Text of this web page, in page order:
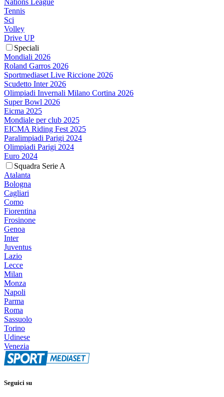
Nations League
Tennis
Sci
Volley
Drive UP
Speciali
Mondiali 2026
Roland Garros 2026
Sportmediaset Live Riccione 2026
Scudetto Inter 2026
Olimpiadi Invernali Milano Cortina 2026
Super Bowl 2026
Eicma 2025
Mondiale per club 2025
EICMA Riding Fest 2025
Paralimpiadi Parigi 2024
Olimpiadi Parigi 2024
Euro 2024
Squadra Serie A
Atalanta
Bologna
Cagliari
Como
Fiorentina
Frosinone
Genoa
Inter
Juventus
Lazio
Lecce
Milan
Monza
Napoli
Parma
Roma
Sassuolo
Torino
Udinese
Venezia
Seguici su